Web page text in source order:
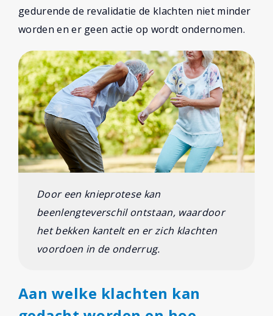
gedurende de revalidatie de klachten niet minder
worden en er geen actie op wordt ondernomen.
Door een knieprotese kan
beenlengteverschil ontstaan, waardoor
het bekken kantelt en er zich klachten
voordoen in de onderrug.
Aan welke klachten kan